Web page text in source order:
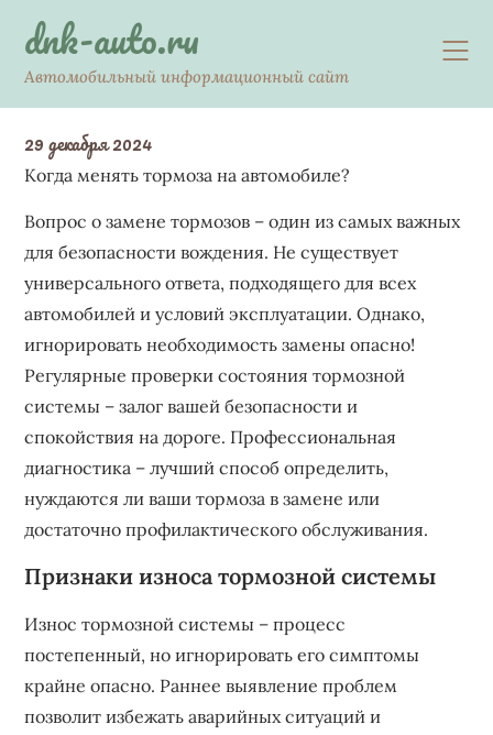
contentdnk-auto.ru
Автомобильный информационный сайт
29 декабря 2024
Когда менять тормоза на автомобиле?
Вопрос о замене тормозов – один из самых важных
для безопасности вождения. Не существует
универсального ответа, подходящего для всех
автомобилей и условий эксплуатации. Однако,
игнорировать необходимость замены опасно!
Регулярные проверки состояния тормозной
системы – залог вашей безопасности и
спокойствия на дороге. Профессиональная
диагностика – лучший способ определить,
нуждаются ли ваши тормоза в замене или
достаточно профилактического обслуживания.
Признаки износа тормозной системы
Износ тормозной системы – процесс
постепенный, но игнорировать его симптомы
крайне опасно. Раннее выявление проблем
позволит избежать аварийных ситуаций и